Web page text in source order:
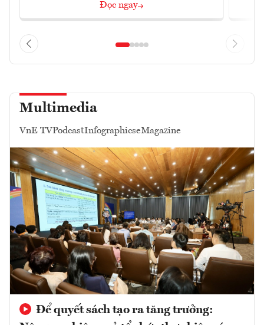
Đọc ngay
Multimedia
VnE TVPodcastInfographicseMagazine
Để quyết sách tạo ra tăng trưởng: